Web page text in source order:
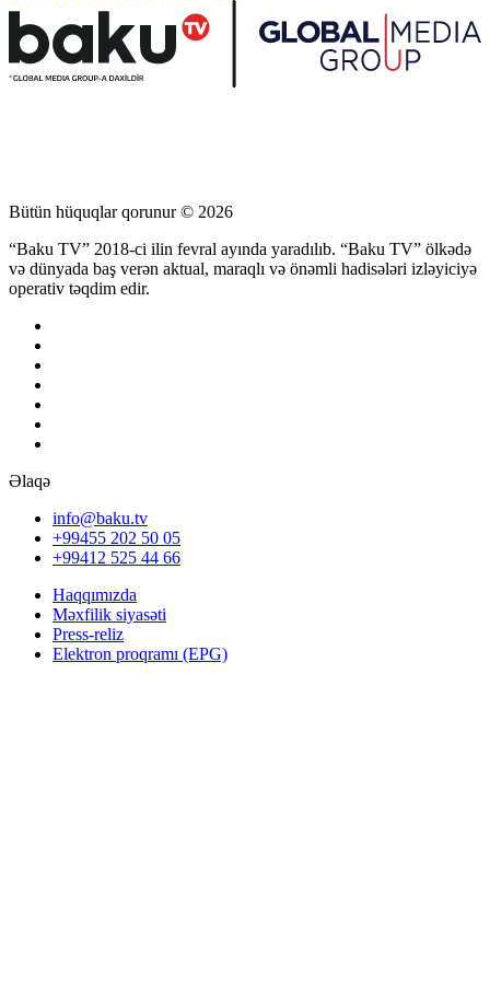
Bütün hüquqlar qorunur © 2026
“Baku TV” 2018-ci ilin fevral ayında yaradılıb. “Baku TV” ölkədə
və dünyada baş verən aktual, maraqlı və önəmli hadisələri izləyiciyə
operativ təqdim edir.
Əlaqə
info@baku.tv
+99455 202 50 05
+99412 525 44 66
Haqqımızda
Məxfilik siyasəti
Press-reliz
Elektron proqramı (EPG)